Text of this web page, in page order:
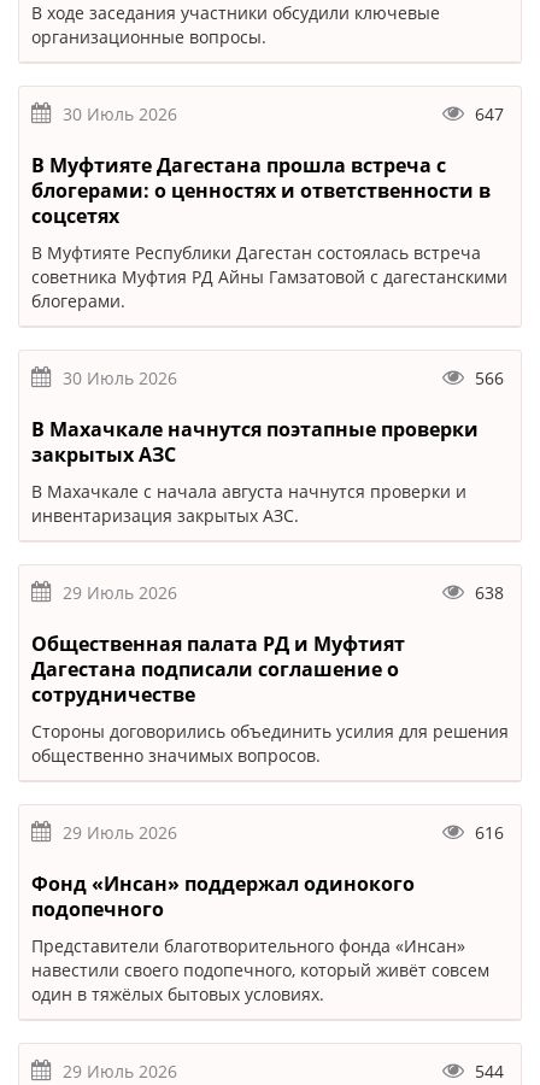
В ходе заседания участники обсудили ключевые
организационные вопросы.
30 Июль 2026 647
В Муфтияте Дагестана прошла встреча с
блогерами: о ценностях и ответственности в
соцсетях
В Муфтияте Республики Дагестан состоялась встреча
советника Муфтия РД Айны Гамзатовой с дагестанскими
блогерами.
30 Июль 2026 566
В Махачкале начнутся поэтапные проверки
закрытых АЗС
В Махачкале с начала августа начнутся проверки и
инвентаризация закрытых АЗС.
29 Июль 2026 638
Общественная палата РД и Муфтият
Дагестана подписали соглашение о
сотрудничестве
Стороны договорились объединить усилия для решения
общественно значимых вопросов.
29 Июль 2026 616
Фонд «Инсан» поддержал одинокого
подопечного
Представители благотворительного фонда «Инсан»
навестили своего подопечного, который живёт совсем
один в тяжёлых бытовых условиях.
29 Июль 2026 544